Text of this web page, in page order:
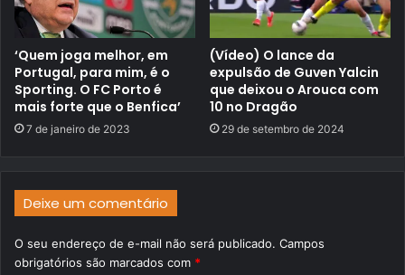
‘Quem joga melhor, em
Portugal, para mim, é o
Sporting. O FC Porto é
mais forte que o Benfica’
7 de janeiro de 2023
(Vídeo) O lance da
expulsão de Guven Yalcin
que deixou o Arouca com
10 no Dragão
29 de setembro de 2024
Deixe um comentário
O seu endereço de e-mail não será publicado. Campos
obrigatórios são marcados com *